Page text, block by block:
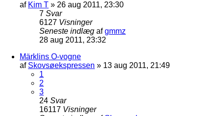
af Kim T » 26 aug 2011, 23:30
7 Svar
6127 Visninger
Seneste indlæg afgmmz
28 aug 2011, 23:32
Märklins O-vogne
af Skovsøekspressen » 13 aug 2011, 21:49
1
2
3
24 Svar
16117 Visninger